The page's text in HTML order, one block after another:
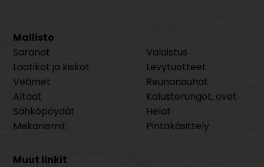
Mallisto
Saranat
Laatikot ja kiskot
Vetimet
Altaat
Sähköpöydät
Mekanismit
Valaistus
Levytuotteet
Reunanauhat
Kalusterungot, ovet
Helat
Pintakäsittely
Muut linkit